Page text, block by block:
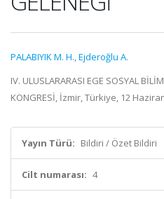
PALABIYIK M. H.,Ejderoğlu A.
IV. ULUSLARARASI EGE SOSYAL
KONGRESİ, İzmir, Türkiye, 12
Yayın Türü: Bildiri / Özet Bildiri
Cilt numarası: 4